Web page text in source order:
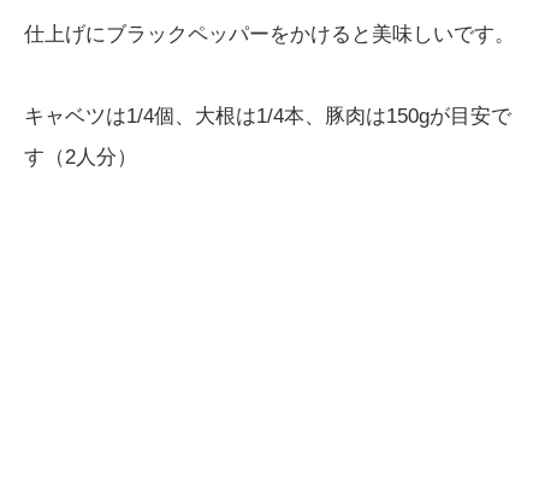
仕上げにブラックペッパーをかけると美味しいです。
キャベツは1/4個、大根は1/4本、豚肉は150gが目安で
す（2人分）